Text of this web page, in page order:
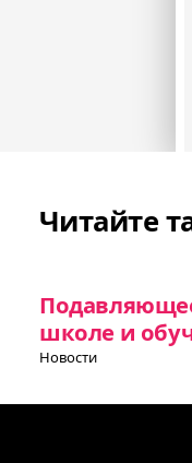
Читайте
школе и
Новости